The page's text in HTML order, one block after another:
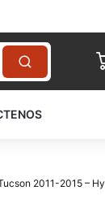
2011-2015 –